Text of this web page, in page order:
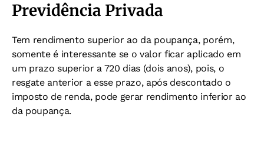
Previdência Privada
Tem rendimento superior ao da poupança, porém,
somente é interessante se o valor ficar aplicado em
um prazo superior a 720 dias (dois anos), pois, o
resgate anterior a esse prazo, após descontado o
imposto de renda, pode gerar rendimento inferior ao
da poupança.